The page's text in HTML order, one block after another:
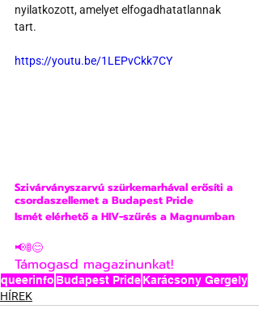
nyilatkozott, amelyet elfogadhatatlannak
tart.
https://youtu.be/1LEPvCkk7CY
Szivárványszarvú szürkemarhával erősíti a
csordaszellemet a Budapest Pride
Ismét elérhető a HIV-szűrés a Magnumban
📢🚦😊
Támogasd magazinunkat!
queerinfo Budapest PrideKarácsony Gergely
HÍREK